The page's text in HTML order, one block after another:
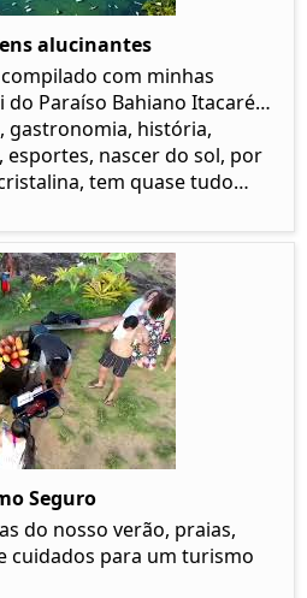
alucinantes
com minhas
do Paraíso Bahiano Itacaré…
gastronomia, história,
nascer do sol, por
tem quase tudo…
Seguro
do nosso verão, praias,
cuidados para um turismo